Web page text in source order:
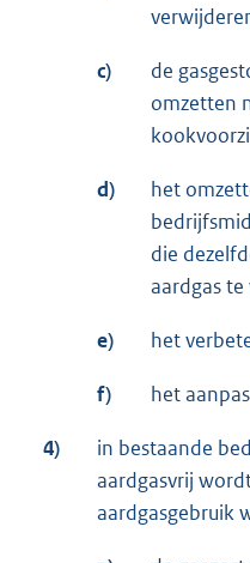
c)
de
omzetten
d)
het
die
aardgas
e) het
f) het
4)
in bestaande
aardgasvrij
aardgasgebruik